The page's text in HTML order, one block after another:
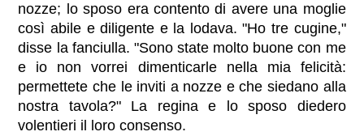
nozze; lo sposo era contento di avere una moglie
così abile e diligente e la lodava. "Ho tre cugine,"
disse la fanciulla. "Sono state molto buone con me
e io non vorrei dimenticarle nella mia felicità:
permettete che le inviti a nozze e che siedano alla
nostra tavola?" La regina e lo sposo diedero
volentieri il loro consenso.